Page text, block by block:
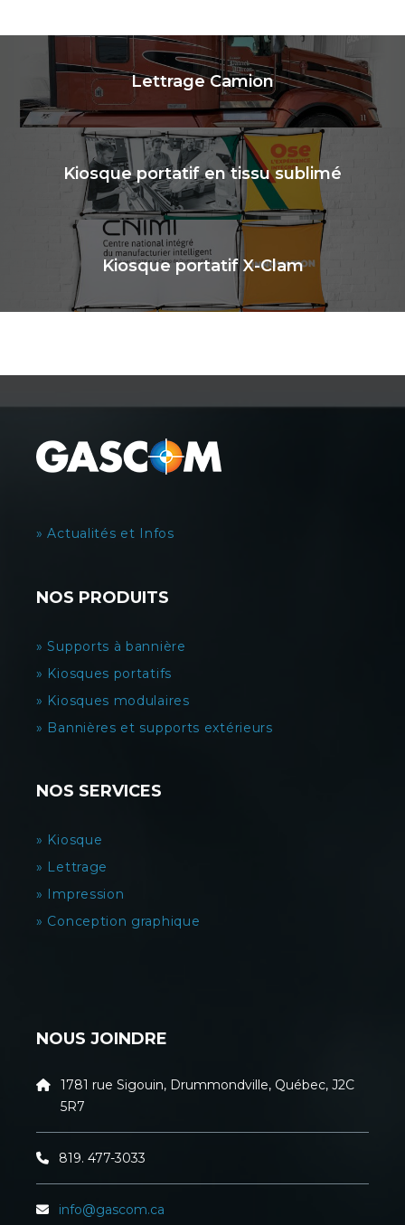
Lettrage Camion
Kiosque portatif en tissu sublimé
Kiosque portatif X-Clam
» Actualités et Infos
NOS PRODUITS
» Supports à bannière
» Kiosques portatifs
» Kiosques modulaires
» Bannières et supports extérieurs
NOS SERVICES
» Kiosque
» Lettrage
» Impression
» Conception graphique
NOUS JOINDRE
1781 rue Sigouin, Drummondville, Québec, J2C
5R7
819. 477-3033
info@gascom.ca